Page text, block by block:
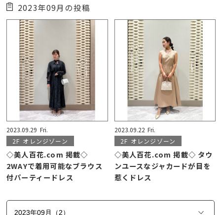
2023年09月の投稿
2023.09.29 Fri.
2F オレンジゾーン
◇美人百花.com 掲載◇
2WAYで着用可能なブラウス
付パーティードレス
2023.09.22 Fri.
2F オレンジゾーン
◇美人百花.com 掲載◇ タウ
ンユースなジャカードが目を
惹くドレス